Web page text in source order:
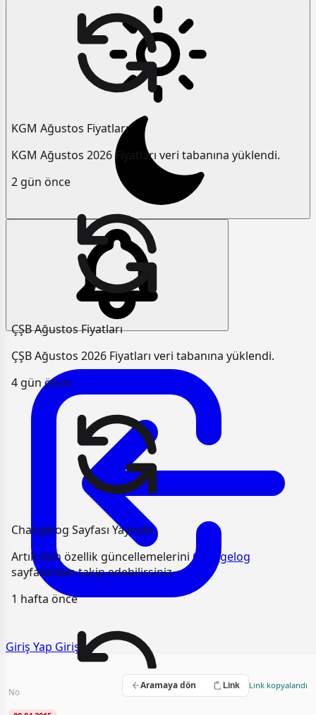
KGM Ağustos Fiyatları
KGM Ağustos 2026 Fiyatları veri tabanına yüklendi.
2 gün önce
ÇŞB Ağustos Fiyatları
ÇŞB Ağustos 2026 Fiyatları veri tabanına yüklendi.
4 gün önce
Changelog Sayfası Yayında
Artık tüm özellik güncellemeleriniChangelog
sayfasından takip edebilirsiniz.
1 hafta önce
Giriş Yap Giriş
Genel Temizlik Hizmet Alımı
No
·
Aramaya dön Link Link kopyalandı